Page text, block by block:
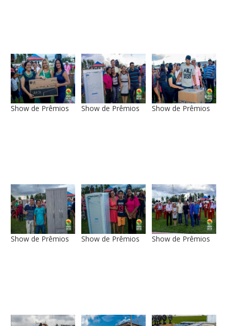
Show de Prêmios Show de Prêmios Show de Prêmios
Show de Prêmios Show de Prêmios Show de Prêmios